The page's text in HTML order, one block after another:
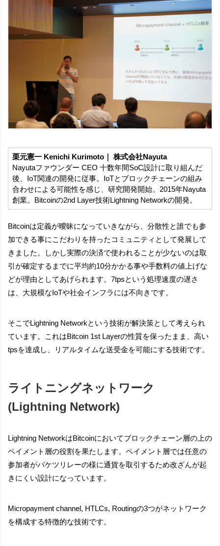
栗元憲一 Kenichi Kurimoto｜ 株式会社Nayuta
Nayutaファウンダー CEO 十数年間SoC設計に取り組んだ
後、IoT関連の開発に従事。IoTとブロックチェーンの組み
合わせによる可能性を感じ、研究開発開始。2015年Nayuta
創業。Bitcoinの2nd Layer技術Lightning Networkの開発。
Bitcoinは定義が曖昧になっていきながら、分散性と誰でも参
加できる事にこだわりを持ったコミュニティとして発展して
きました。しかし実際の決済で使われることが少ないのは取
引が確定するまでに平均約10分かかる事や手数料の値上げな
どが理由としてあげられます。7tpsという処理速度の遅さ
は、大規模なIoTや社会インフラには不向きです。
そこでLightning Networkという技術が解決策として考えられ
ています。これはBitcoin 1st Layerの性質を保ったまま、高い
tpsを達成し、リアルタイムな送受金を可能にする技術です。
ライトニングネットワーク
(Lightning Network)
Lightning NetworkはBitcoinにおいてブロックチェーン層の上の
ペイメント層の役割を果たします。ペイメント層では任意の
参加者がバケツリレーの様に通貨を取引するため改ざんが起
きにくい設計になっています。
Micropayment channel, HTLCs, Routingの3つがネットワーク
を構成する特徴的な技術です。